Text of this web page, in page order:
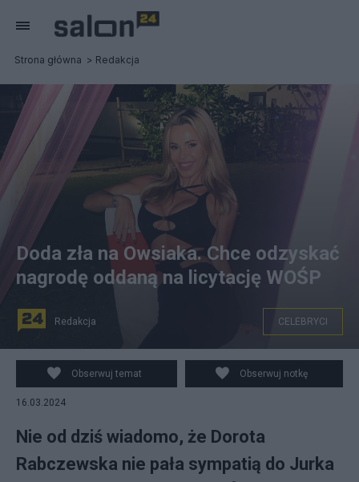
Strona główna Redakcja
Doda chce odzyskać nagrodę oddaną na licytację WOŚP.
Fot. Facebook/Doda
Doda zła na Owsiaka. Chce odzyskać
nagrodę oddaną na licytację WOŚP
Redakcja CELEBRYCI
Obserwuj temat Obserwuj notkę
16.03.2024
Nie od dziś wiadomo, że Dorota
Rabczewska nie pała sympatią do Jurka